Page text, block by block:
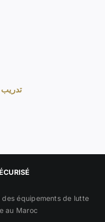
des équipements de lutte
au Maroc